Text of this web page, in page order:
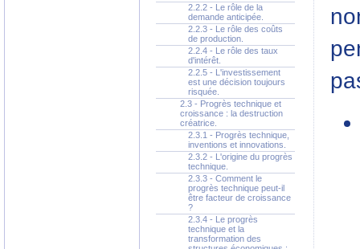
2.2.2 - Le rôle de la
demande anticipée.
2.2.3 - Le rôle des coûts
de production.
2.2.4 - Le rôle des taux
d'intérêt.
2.2.5 - L'investissement
est une décision toujours
risquée.
2.3 - Progrès technique et
croissance : la destruction
créatrice.
2.3.1 - Progrès technique,
inventions et innovations.
2.3.2 - L'origine du progrès
technique.
2.3.3 - Comment le
progrès technique peut-il
être facteur de croissance
?
2.3.4 - Le progrès
technique et la
transformation des